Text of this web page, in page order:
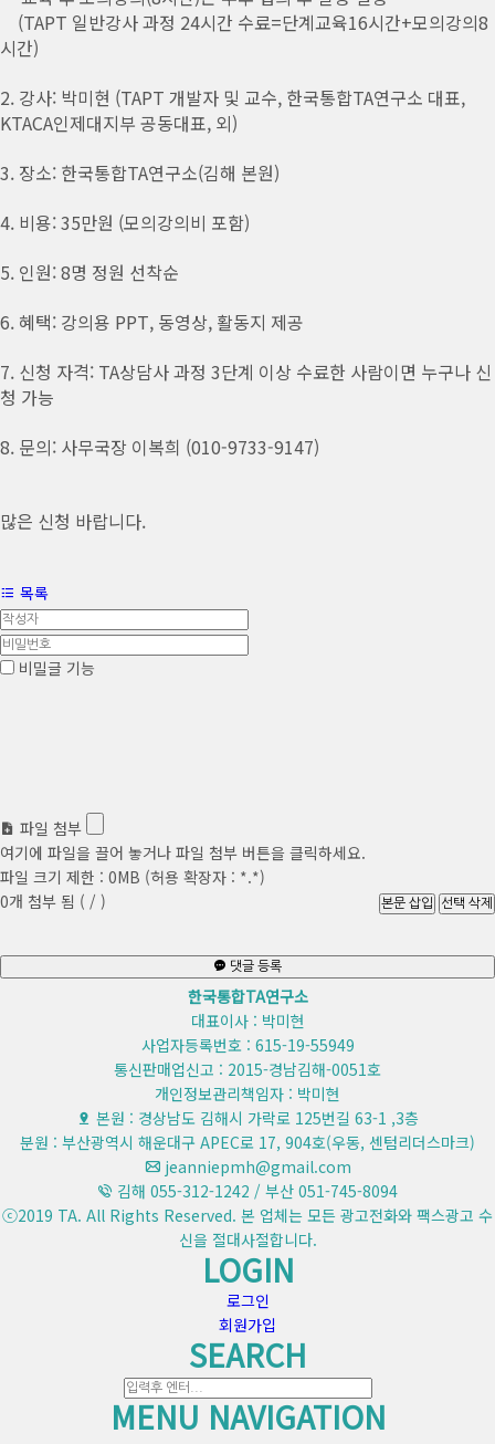
(TAPT 일반강사 과정 24시간 수료=단계교육16시간+모의강의8
시간)
2. 강사: 박미현 (TAPT 개발자 및 교수, 한국통합TA연구소 대표,
KTACA인제대지부 공동대표, 외)
3. 장소: 한국통합TA연구소(김해 본원)
4. 비용: 35만원 (모의강의비 포함)
5. 인원: 8명 정원 선착순
6. 혜택: 강의용 PPT, 동영상, 활동지 제공
7. 신청 자격: TA상담사 과정 3단계 이상 수료한 사람이면 누구나 신
청 가능
8. 문의: 사무국장 이복희 (010-9733-9147)
많은 신청 바랍니다.
목록
비밀글 기능
파일 첨부
여기에 파일을 끌어 놓거나 파일 첨부 버튼을 클릭하세요.
파일 크기 제한 : 0MB (허용 확장자 : *.*)
0개 첨부 됨 ( / )
댓글 등록
한국통합TA연구소
대표이사 : 박미현
사업자등록번호 : 615-19-55949
통신판매업신고 : 2015-경남김해-0051호
개인정보관리책임자 : 박미현
본원 : 경상남도 김해시 가락로 125번길 63-1 ,3층
분원 : 부산광역시 해운대구 APEC로 17, 904호(우동, 센텀리더스마크)
jeanniepmh@gmail.com
김해 055-312-1242 / 부산 051-745-8094
ⓒ2019 TA. All Rights Reserved. 본 업체는 모든 광고전화와 팩스광고 수
신을 절대사절합니다.
LOGIN
로그인
회원가입
SEARCH
MENU NAVIGATION